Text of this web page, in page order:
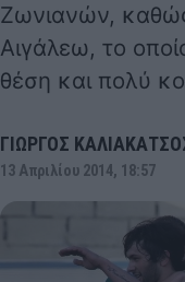
Ζωνιανών,
Αιγάλεω, το
θέση και πολύ
ΓΙΩΡΓΟΣ
13 Απριλίου 2014, 18:57